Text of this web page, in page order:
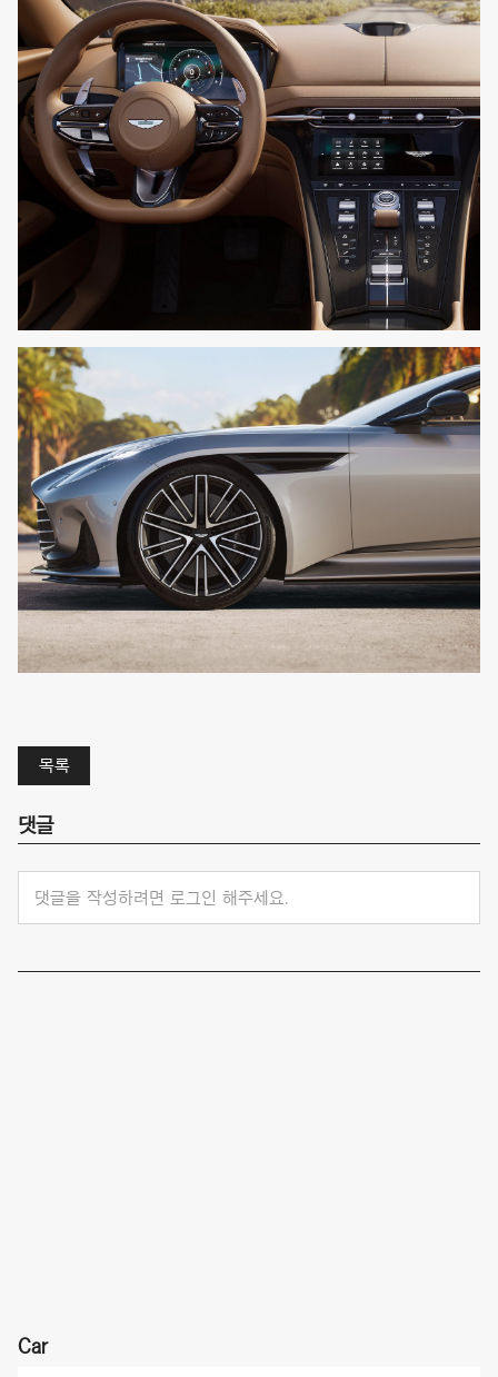
목록
댓글
댓글을 작성하려면 로그인 해주세요.
Car